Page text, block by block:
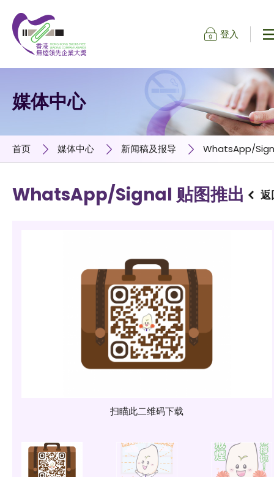
登入
媒体中心
首页 媒体中心 新闻稿及报导 WhatsApp/
WhatsApp/Signal 贴图推出 返
扫瞄此二维码下载